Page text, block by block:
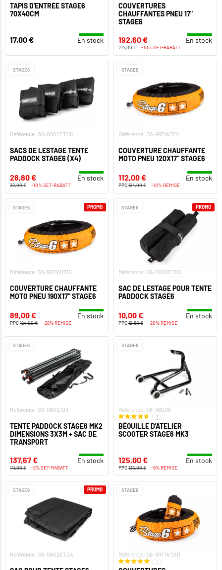
TAPIS D'ENTRÉE STAGE6
70X40CM
17,00 € En stock
COUVERTURES
CHAUFFANTES PNEU 17"
STAGE6
192,60 € En stock
214,00 € -10% SET-RABATT
STAGE6
Référence: S6-0602ET06
SACS DE LESTAGE TENTE
PADDOCK STAGE6 (X4)
28,80 € En stock
32,00 € -10% SET-RABATT
STAGE6
Référence: S6-99TW1711
COUVERTURE CHAUFFANTE
MOTO PNEU 120X17" STAGE6
112,00 € En stock
PPC124,00 € -10% REMISE
STAGE6
Référence: S6-99TW1710
COUVERTURE CHAUFFANTE
MOTO PNEU 190X17" STAGE6
89,00 € En stock
PPC124,00 € -28% REMISE
PROMO STAGE6
Référence: S6-0602ET05
SAC DE LESTAGE POUR TENTE
PADDOCK STAGE6
10,00 € En stock
PPC12,50 € -20% REMISE
PROMO
STAGE6
Référence: S6-0602/03
TENTE PADDOCK STAGE6 MK2
DIMENSIONS 3X3M + SAC DE
TRANSPORT
137,67 € En stock
141,00 € -2% SET-RABATT
STAGE6
Référence: S6-98006
3
BÉQUILLE D'ATELIER
SCOOTER STAGE6 MK3
125,00 € En stock
PPC138,00 € -9% REMISE
STAGE6
Référence: S6-0602ET04
PROMO STAGE6
Référence: S6-99TW1201
1